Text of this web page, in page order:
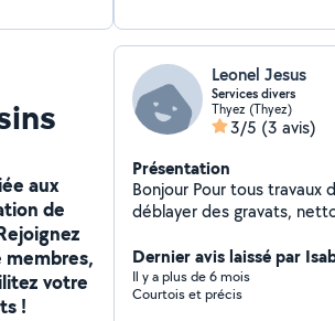
aux
de
votre
!
Leonel Jesus
Services divers
Thyez (Thyez)
3/5 (3 avis)
Présentation
Bonjour Pour tous travaux
déblayer des gravats,
voiture Sauf courroie de
Dernier avis laissé par
Il y a plus de 6 mois
Courtois et précis